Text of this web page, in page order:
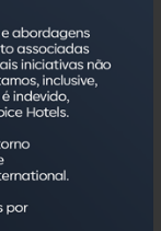
em mais
três mil
da melhor
meio da
alianças
hoteleiras
Radisson